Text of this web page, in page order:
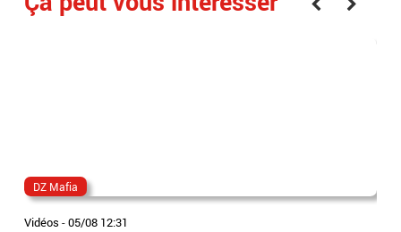
DZ Mafia
Vidéos -05/08 12:31